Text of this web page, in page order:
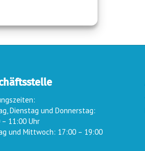
Dienstag und Donnerstag:
11:00 Uhr
und Mittwoch: 17:00 – 19:00